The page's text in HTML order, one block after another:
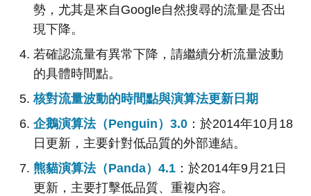
勢，尤其是來自Google自然搜尋的流量是否出
現下降。
若確認流量有異常下降，請繼續分析流量波動
的具體時間點。
核對流量波動的時間點與演算法更新日期
企鵝演算法（Penguin）3.0 ：於2014年10月18
日更新，主要針對低品質的外部連結。
熊貓演算法（Panda）4.1 ：於2014年9月21日
更新，主要打擊低品質、重複內容。